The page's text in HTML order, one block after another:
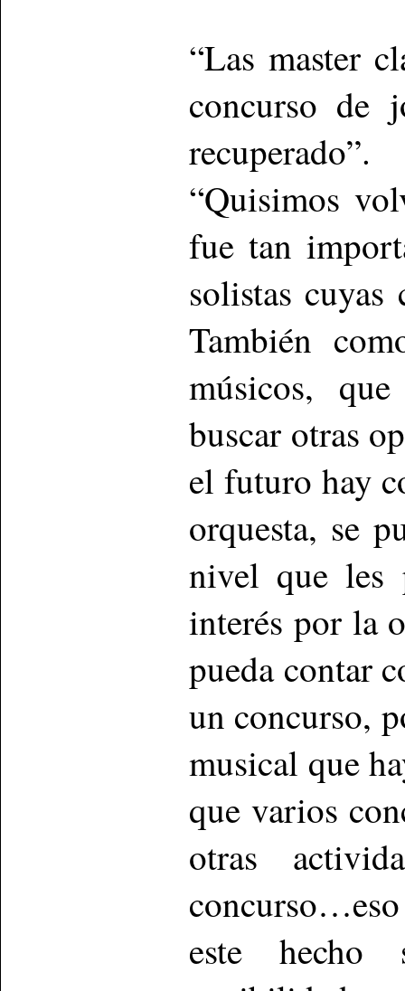
“Las master
concurso de
recuperado”.
“Quisimos
fue tan
solistas cuyas
También
músicos,
buscar otras
el futuro hay
orquesta, se
nivel que les
interés por la
pueda contar
un concurso,
musical que
que varios
otras
este